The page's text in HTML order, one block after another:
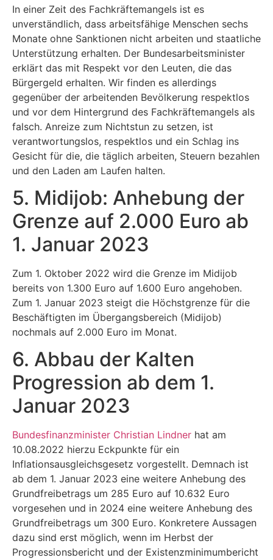
In einer Zeit des Fachkräftemangels ist es
unverständlich, dass arbeitsfähige Menschen sechs
Monate ohne Sanktionen nicht arbeiten und staatliche
Unterstützung erhalten. Der Bundesarbeitsminister
erklärt das mit Respekt vor den Leuten, die das
Bürgergeld erhalten. Wir finden es allerdings
gegenüber der arbeitenden Bevölkerung respektlos
und vor dem Hintergrund des Fachkräftemangels als
falsch. Anreize zum Nichtstun zu setzen, ist
verantwortungslos, respektlos und ein Schlag ins
Gesicht für die, die täglich arbeiten, Steuern bezahlen
und den Laden am Laufen halten.
5. Midijob: Anhebung der
Grenze auf 2.000 Euro ab
1. Januar 2023
Zum 1. Oktober 2022 wird die Grenze im Midijob
bereits von 1.300 Euro auf 1.600 Euro angehoben.
Zum 1. Januar 2023 steigt die Höchstgrenze für die
Beschäftigten im Übergangsbereich (Midijob)
nochmals auf 2.000 Euro im Monat.
6. Abbau der Kalten
Progression ab dem 1.
Januar 2023
Bundesfinanzminister Christian Lindner hat am
10.08.2022 hierzu Eckpunkte für ein
Inflationsausgleichsgesetz vorgestellt. Demnach ist
ab dem 1. Januar 2023 eine weitere Anhebung des
Grundfreibetrags um 285 Euro auf 10.632 Euro
vorgesehen und in 2024 eine weitere Anhebung des
Grundfreibetrags um 300 Euro. Konkretere Aussagen
dazu sind erst möglich, wenn im Herbst der
Progressionsbericht und der Existenzminimumbericht